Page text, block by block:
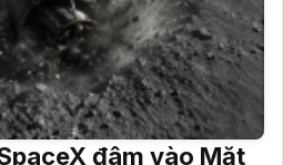
đâm vào Mặt